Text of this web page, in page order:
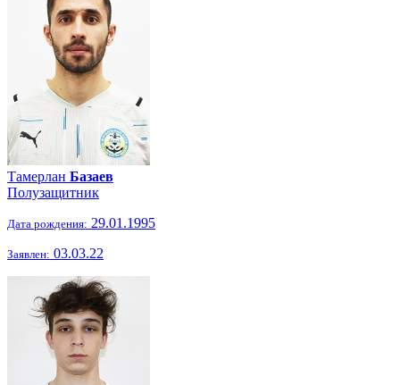
Тамерлан Базаев
Полузащитник
Дата рождения: 29.01.1995
Заявлен: 03.03.22